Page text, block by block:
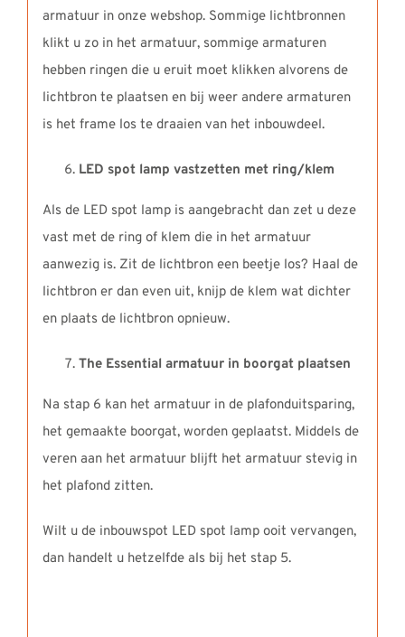
armatuur in onze webshop. Sommige lichtbronnen
klikt u zo in het armatuur, sommige armaturen
hebben ringen die u eruit moet klikken alvorens de
lichtbron te plaatsen en bij weer andere armaturen
is het frame los te draaien van het inbouwdeel.
LED spot lamp vastzetten met ring/klem
Als de LED spot lamp is aangebracht dan zet u deze
vast met de ring of klem die in het armatuur
aanwezig is. Zit de lichtbron een beetje los? Haal de
lichtbron er dan even uit, knijp de klem wat dichter
en plaats de lichtbron opnieuw.
The Essential armatuur in boorgat plaatsen
Na stap 6 kan het armatuur in de plafonduitsparing,
het gemaakte boorgat, worden geplaatst. Middels de
veren aan het armatuur blijft het armatuur stevig in
het plafond zitten.
Wilt u de inbouwspot LED spot lamp ooit vervangen,
dan handelt u hetzelfde als bij het stap 5.